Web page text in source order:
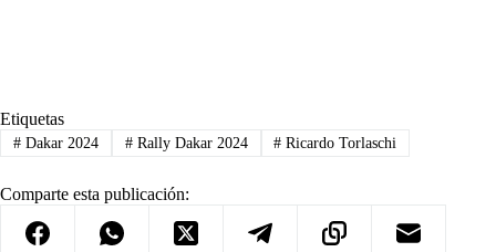
Etiquetas
#Dakar 2024 #Rally Dakar 2024 # Ricardo Torlaschi
Comparte esta publicación: